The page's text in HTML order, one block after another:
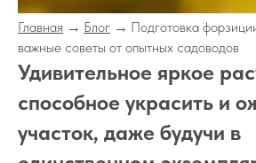
Главная → Блог → Подготовка
важные советы от опытных садоводов
Удивительное яркое
способное украсить и
участок, даже будучи в